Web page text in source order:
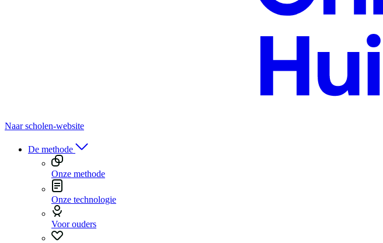
Naar scholen-website
De methode
Onze methode
Onze technologie
Voor ouders